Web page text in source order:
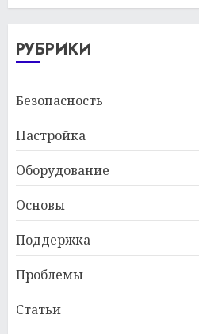
РУБРИКИ
Безопасность
Настройка
Оборудование
Основы
Поддержка
Проблемы
Статьи